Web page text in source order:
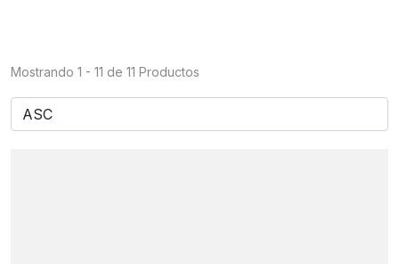
Mostrando 1 - 11 de 11 Productos